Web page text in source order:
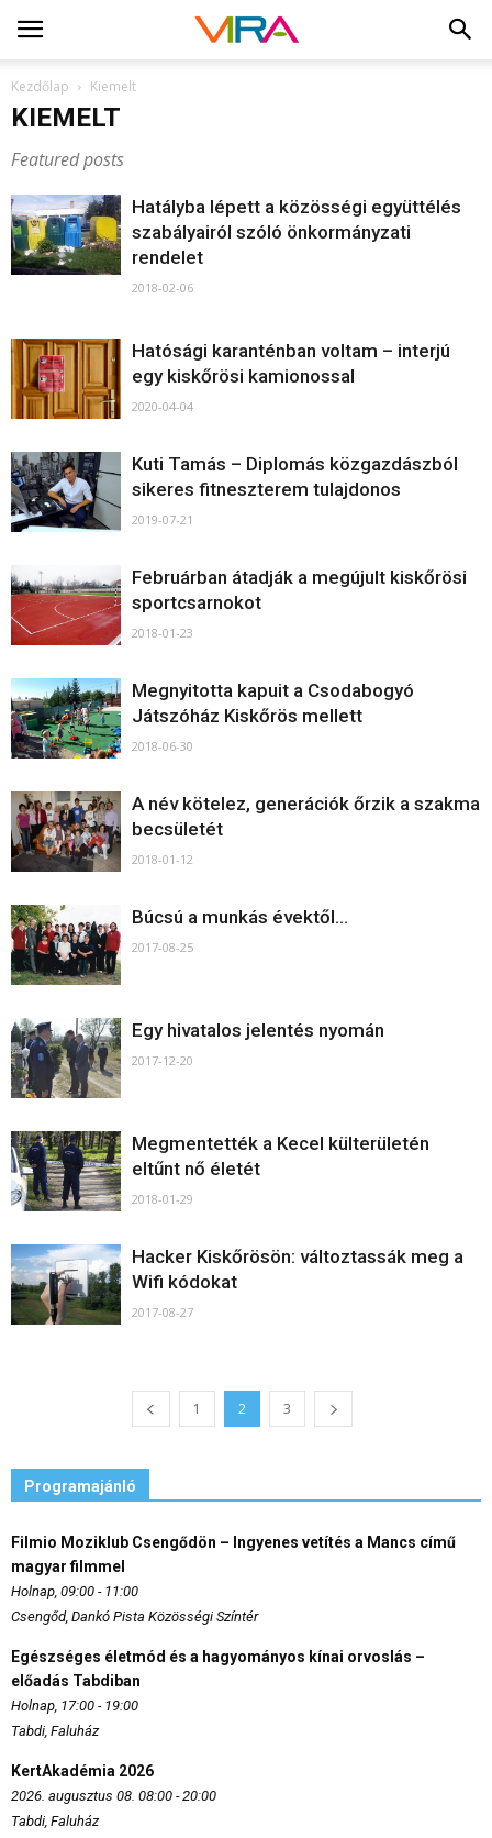
Kezdőlap Kiemelt
KIEMELT
Featured posts
Hatályba lépett a közösségi együttélés
szabályairól szóló önkormányzati
rendelet
2018-02-06
Hatósági karanténban voltam – interjú
egy kiskőrösi kamionossal
2020-04-04
Kuti Tamás – Diplomás közgazdászból
sikeres fitneszterem tulajdonos
2019-07-21
Februárban átadják a megújult kiskőrösi
sportcsarnokot
2018-01-23
Megnyitotta kapuit a Csodabogyó
Játszóház Kiskőrös mellett
2018-06-30
A név kötelez, generációk őrzik a szakma
becsületét
2018-01-12
Búcsú a munkás évektől…
2017-08-25
Egy hivatalos jelentés nyomán
2017-12-20
Megmentették a Kecel külterületén
eltűnt nő életét
2018-01-29
Hacker Kiskőrösön: változtassák meg a
Wifi kódokat
2017-08-27
1 2 3
Programajánló
Filmio Moziklub Csengődön – Ingyenes vetítés a Mancs című
magyar filmmel
Holnap, 09:00 - 11:00
Csengőd, Dankó Pista Közösségi Színtér
Egészséges életmód és a hagyományos kínai orvoslás –
előadás Tabdiban
Holnap, 17:00 - 19:00
Tabdi, Faluház
KertAkadémia 2026
2026. augusztus 08. 08:00 - 20:00
Tabdi, Faluház